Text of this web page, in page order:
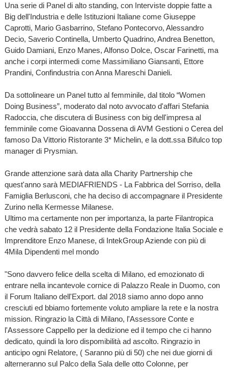
Una serie di Panel di alto standing, con Interviste doppie fatte a
Big dell'Industria e delle Istituzioni Italiane come Giuseppe
Caprotti, Mario Gasbarrino, Stefano Pontecorvo, Alessandro
Decio, Saverio Continella, Umberto Quadrino, Andrea Benetton,
Guido Damiani, Enzo Manes, Alfonso Dolce, Oscar Farinetti, ma
anche i corpi intermedi come Massimiliano Giansanti, Ettore
Prandini, Confindustria con Anna Mareschi Danieli.
Da sottolineare un Panel tutto al femminile, dal titolo “Women
Doing Business”, moderato dal noto avvocato d'affari Stefania
Radoccia, che discutera di Business con big dell'impresa al
femminile come Gioavanna Dossena di AVM Gestioni o Cerea del
famoso Da Vittorio Ristorante 3* Michelin, e la dott.ssa Bifulco top
manager di Prysmian.
Grande attenzione sarà data alla Charity Partnership che
quest'anno sarà MEDIAFRIENDS - La Fabbrica del Sorriso, della
Famiglia Berlusconi, che ha deciso di accompagnare il Presidente
Zurino nella Kermesse Milanese.
Ultimo ma certamente non per importanza, la parte Filantropica
che vedrà sabato 12 il Presidente della Fondazione Italia Sociale e
Imprenditore Enzo Manese, di IntekGroup Aziende con più di
4Mila Dipendenti mel mondo
"Sono davvero felice della scelta di Milano, ed emozionato di
entrare nella incantevole cornice di Palazzo Reale in Duomo, con
il Forum Italiano dell'Export. dal 2018 siamo anno dopo anno
cresciuti ed bbiamo fortemente voluto ampliare la rete e la nostra
mission. Ringrazio la Città di Milano, l'Assessore Conte e
l'Assessore Cappello per la dedizione ed il tempo che ci hanno
dedicato, quindi la loro dispomibilità ad ascolto. Ringrazio in
anticipo ogni Relatore, ( Saranno più di 50) che nei due giorni di
alterneranno sul Palco della Sala delle otto Colonne, per